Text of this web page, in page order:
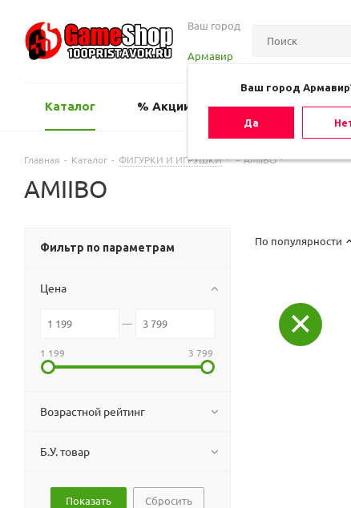
Ваш город
Армавир
Ваш город
Да
Каталог % Акции Оценить игру
Главная - Каталог - ФИГУРКИ И ИГРУШКИ - AMIIBO
AMIIBO
По популярности
Фильтр по параметрам
Цена
1 199 3 799
Возрастной рейтинг
Б.У. товар
Сбросить